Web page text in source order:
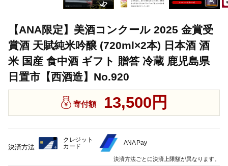
【ANA限定】美酒コンクール 2025 金賞受
賞酒 天賦純米吟醸 (720ml×2本) 日本酒 酒
米 国産 食中酒 ギフト 贈答 冷蔵 鹿児島県
日置市【西酒造】No.920
寄付額 13,500円
決済方法
クレジット
カード
ANA Pay
決済方法ごとに決済上限額が異なります。